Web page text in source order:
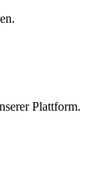
Plattform.